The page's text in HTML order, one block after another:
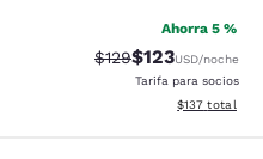
Ahorra 5 %
Precio tachado:
$129Precio con
$123USD/noche
Tarifa para socios
Ver detalles
$137 total